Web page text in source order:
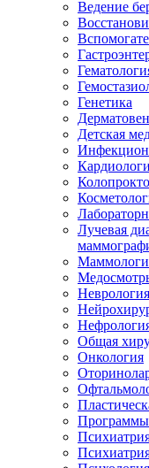
Ведение
Генетика
Детская
Лучевая
Неврология
Общая
Онкология
Программы